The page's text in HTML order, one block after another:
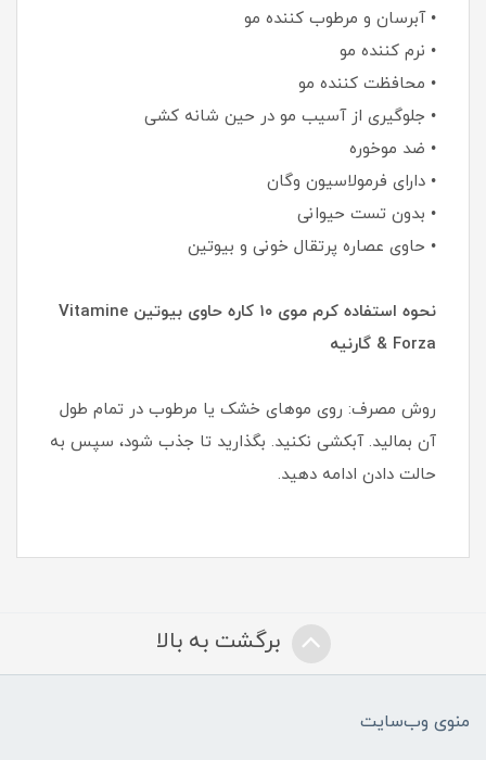
• آبرسان و مرطوب کننده مو
• نرم کننده مو
• محافظت کننده مو
• جلوگیری از آسیب مو در حین شانه کشی
• ضد موخوره
• دارای فرمولاسیون وگان
• بدون تست حیوانی
• حاوی عصاره پرتقال خونی و بیوتین
نحوه استفاده کرم موی ۱۰ کاره حاوی بیوتین Vitamine
& Forza گارنیه
روش مصرف: روی موهای خشک یا مرطوب در تمام طول
آن بمالید. آبکشی نکنید. بگذارید تا جذب شود، سپس به
حالت دادن ادامه دهید.
برگشت به بالا
منوی وب‌سایت